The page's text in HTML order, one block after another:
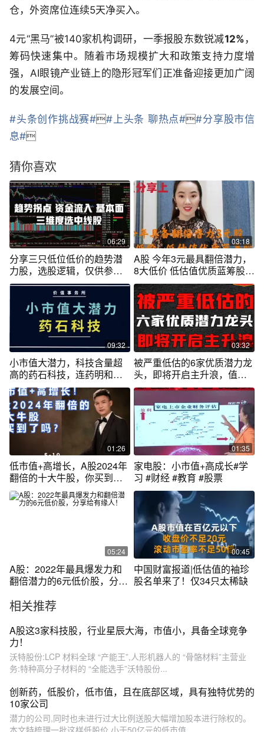
仓，外资席位连续5天净买入。
4元“黑马”被140家机构调研，一季报股东数锐减12% ，
筹码快速集中。随着市场规模扩大和政策支持力度增
强，AI眼镜产业链上的隐形冠军们正准备迎接更加广阔
的发展空间。
#头条创作挑战赛##上头条 聊热点##分享股市信
息#
猜你喜欢
06:29
分享三只低位低价的趋势潜
力股，选股逻辑，仅供参考
可举一反三
03:18
A股 今年3元最具翻倍潜力，
8大低价 低估值优质蓝筹股～
收藏
09:32
小市值大潜力，科技含量超
高的药石科技，连药明和康
龙都离不开它
03:32
被严重低估的6家优质潜力龙
头，即将开启主升浪，值得
收藏研究
01:26
低市值+高增长，A股2024年
翻倍的十大牛股，你买到了
吗？
01:35
家电股：小市值+高成长#学
习 #财经 #教育 #股票
05:24
A股：2022年最具爆发力和
翻倍潜力的6元低价股，分享
00:45
中国财富报道|低估值的袖珍
股名单来了！仅34只太稀缺
相关推荐
A股这3家科技股，行业星辰大海，市值小，具备全球竞争
力！
沃特股份:LCP 材料全球 “产能王”,人形机器人的 “骨骼材料”主营业
务:特种高分子材料的 “全能选手”沃特股份...
创新药，低股价，低市值，且在底部区域，具有独特优势的
10家公司
潜力的公司,同时也未进行过大比例送股大幅增加股本进行除权的。